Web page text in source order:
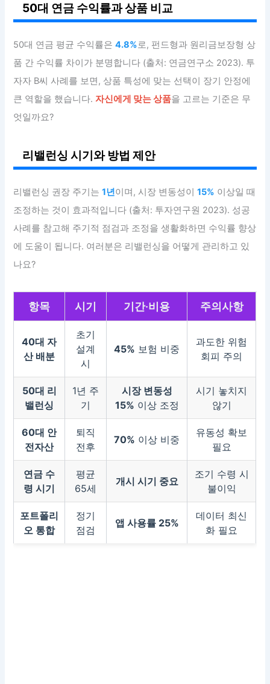
50대 연금 수익률과 상품 비교
50대 연금 평균 수익률은4.8%로, 펀드형과 원리금보장형 상
품 간 수익률 차이가 분명합니다 (출처: 연금연구소 2023). 투
자자 B씨 사례를 보면, 상품 특성에 맞는 선택이 장기 안정에
큰 역할을 했습니다.자신에게 맞는 상품을 고르는 기준은 무
엇일까요?
리밸런싱 시기와 방법 제안
리밸런싱 권장 주기는1년이며, 시장 변동성이15% 이상일 때
조정하는 것이 효과적입니다 (출처: 투자연구원 2023). 성공
사례를 참고해 주기적 점검과 조정을 생활화하면 수익률 향상
에 도움이 됩니다. 여러분은 리밸런싱을 어떻게 관리하고 있
나요?
항목 시기 기간·비용 주의사항
40대 자
산 배분
초기
설계
시
45% 보험 비중
과도한 위험
회피 주의
50대 리
밸런싱
1년 주
기
시장 변동성
15% 이상 조정
시기 놓치지
않기
60대 안
전자산
퇴직
전후
70% 이상 비중
유동성 확보
필요
연금 수
령 시기
평균
65세
개시 시기 중요
조기 수령 시
불이익
포트폴리
오 통합
정기
점검
앱 사용률 25%
데이터 최신
화 필요